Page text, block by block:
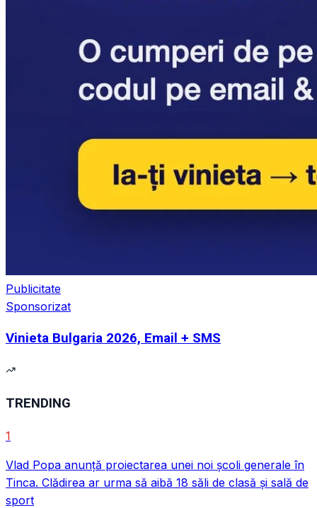
Publicitate
Sponsorizat
Vinieta Bulgaria 2026, Email + SMS
TRENDING
1
Vlad Popa anunță proiectarea unei noi școli generale în
Tinca. Clădirea ar urma să aibă 18 săli de clasă și sală de
sport